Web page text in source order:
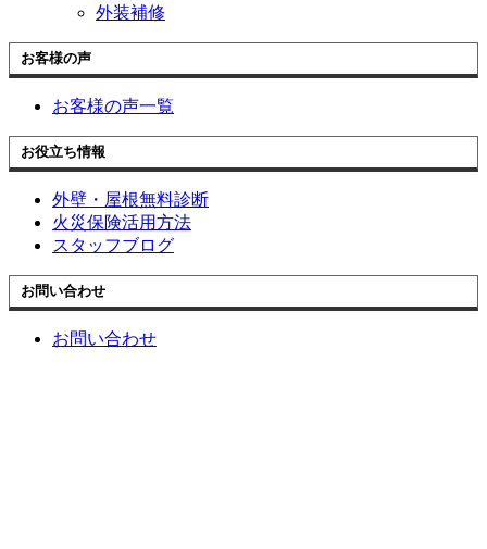
外装補修
お客様の声
お客様の声一覧
お役立ち情報
外壁・屋根無料診断
火災保険活用方法
スタッフブログ
お問い合わせ
お問い合わせ